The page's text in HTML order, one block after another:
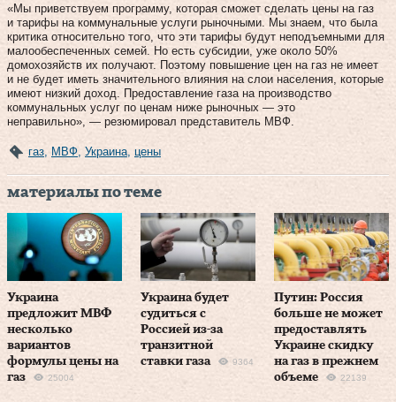
«Мы приветствуем программу, которая сможет сделать цены на газ
и тарифы на коммунальные услуги рыночными. Мы знаем, что была
критика относительно того, что эти тарифы будут неподъемными для
малообеспеченных семей. Но есть субсидии, уже около 50%
домохозяйств их получают. Поэтому повышение цен на газ не имеет
и не будет иметь значительного влияния на слои населения, которые
имеют низкий доход. Предоставление газа на производство
коммунальных услуг по ценам ниже рыночных — это
неправильно», — резюмировал представитель МВФ.
газ МВФ Украина цены
материалы по теме
Украина
предложит МВФ
несколько
вариантов
формулы цены на
газ
25004
Украина будет
судиться с
Россией из-за
транзитной
ставки газа
9364
Путин: Россия
больше не может
предоставлять
Украине скидку
на газ в прежнем
объеме
22139